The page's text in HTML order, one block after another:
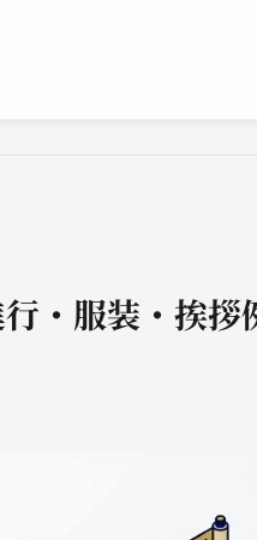
・服装・挨拶